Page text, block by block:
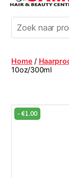
Afro
Hair
Beauty
Centre
Home /
10oz/300ml
-€1.00